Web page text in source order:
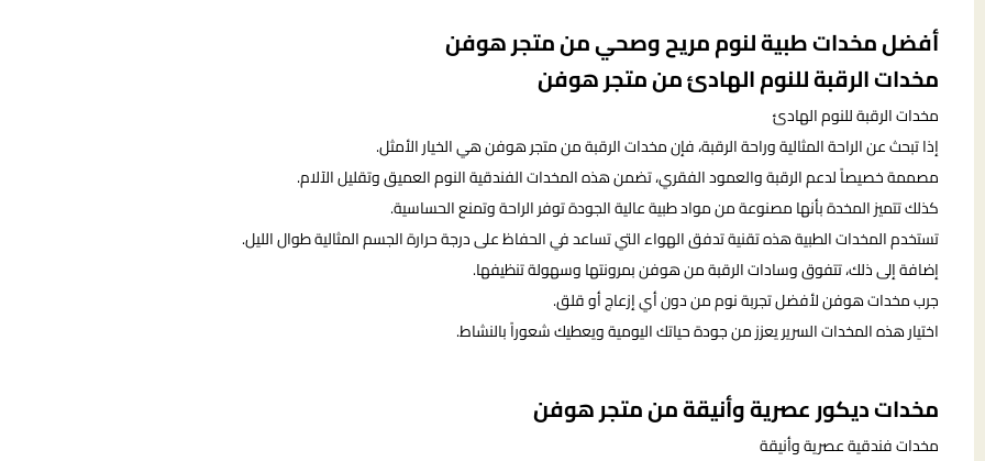
أفضل مخدات طبية لنوم مريح وصحي من متجر هوفن
مخدات الرقبة للنوم الهادئ من متجر هوفن
مخدات الرقبة للنوم الهادئ
إذا تبحث عن الراحة المثالية وراحة الرقبة، فإن مخدات الرقبة من متجر هوفن هي الخيار الأمثل.
مصممة خصيصاً لدعم الرقبة والعمود الفقري، تضمن هذه المخدات الفندقية النوم العميق وتقليل الآلام.
كذلك تتميز المخدة بأنها مصنوعة من مواد طبية عالية الجودة توفر الراحة وتمنع الحساسية.
تستخدم المخدات الطبیة هذه تقنية تدفق الهواء التي تساعد في الحفاظ على درجة حرارة الجسم المثالية طوال الليل.
إضافة إلى ذلك، تتفوق وسادات الرقبة من هوفن بمرونتها وسهولة تنظيفها.
جرب مخدات هوفن لأفضل تجربة نوم من دون أي إزعاج أو قلق.
اختيار هذه المخدات السرير يعزز من جودة حياتك اليومية ويعطيك شعوراً بالنشاط.
مخدات ديكور عصرية وأنيقة من متجر هوفن
مخدات فندقية عصرية وأنيقة